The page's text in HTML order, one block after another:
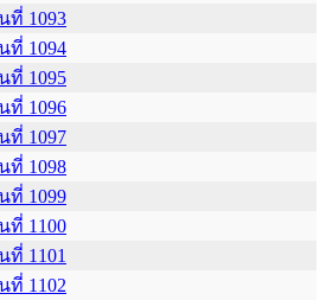
1093
1094
1095
1096
1097
1098
1099
1100
1101
1102